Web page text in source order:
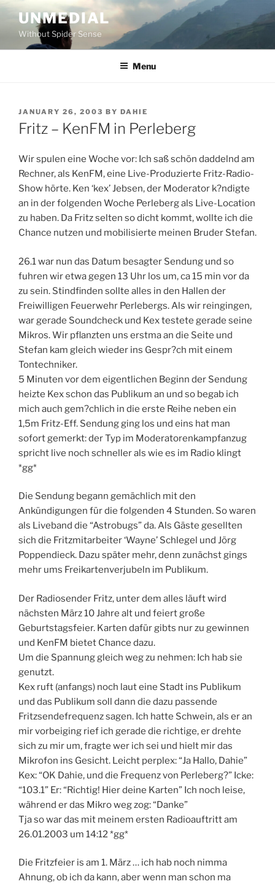
Skip
content
UNMEDIAL
Without Spider Sense
Menu
POSTED
ON
JANUARY 26, 2003 BY DAHIE
Fritz – KenFM in Perleberg
Wir spulen eine Woche vor: Ich saß schön daddelnd am
Rechner, als KenFM, eine Live-Produzierte Fritz-Radio-
Show hörte. Ken ‘kex’ Jebsen, der Moderator k?ndigte
an in der folgenden Woche Perleberg als Live-Location
zu haben. Da Fritz selten so dicht kommt, wollte ich die
Chance nutzen und mobilisierte meinen Bruder Stefan.
26.1 war nun das Datum besagter Sendung und so
fuhren wir etwa gegen 13 Uhr los um, ca 15 min vor da
zu sein. Stindfinden sollte alles in den Hallen der
Freiwilligen Feuerwehr Perlebergs. Als wir reingingen,
war gerade Soundcheck und Kex testete gerade seine
Mikros. Wir pflanzten uns erstma an die Seite und
Stefan kam gleich wieder ins Gespr?ch mit einem
Tontechniker.
5 Minuten vor dem eigentlichen Beginn der Sendung
heizte Kex schon das Publikum an und so begab ich
mich auch gem?chlich in die erste Reihe neben ein
1,5m Fritz-Eff. Sendung ging los und eins hat man
sofort gemerkt: der Typ im Moderatorenkampfanzug
spricht live noch schneller als wie es im Radio klingt
*gg*
Die Sendung begann gemächlich mit den
Ankündigungen für die folgenden 4 Stunden. So waren
als Liveband die “Astrobugs” da. Als Gäste gesellten
sich die Fritzmitarbeiter ‘Wayne’ Schlegel und Jörg
Poppendieck. Dazu später mehr, denn zunächst gings
mehr ums Freikartenverjubeln im Publikum.
Der Radiosender Fritz, unter dem alles läuft wird
nächsten März 10 Jahre alt und feiert große
Geburtstagsfeier. Karten dafür gibts nur zu gewinnen
und KenFM bietet Chance dazu.
Um die Spannung gleich weg zu nehmen: Ich hab sie
genutzt.
Kex ruft (anfangs) noch laut eine Stadt ins Publikum
und das Publikum soll dann die dazu passende
Fritzsendefrequenz sagen. Ich hatte Schwein, als er an
mir vorbeiging rief ich gerade die richtige, er drehte
sich zu mir um, fragte wer ich sei und hielt mir das
Mikrofon ins Gesicht. Leicht perplex: “Ja Hallo, Dahie”
Kex: “OK Dahie, und die Frequenz von Perleberg?” Icke:
“103.1” Er: “Richtig! Hier deine Karten” Ich noch leise,
während er das Mikro weg zog: “Danke”
Tja so war das mit meinem ersten Radioauftritt am
26.01.2003 um 14:12 *gg*
Die Fritzfeier is am 1. März … ich hab noch nimma
Ahnung, ob ich da kann, aber wenn man schon ma